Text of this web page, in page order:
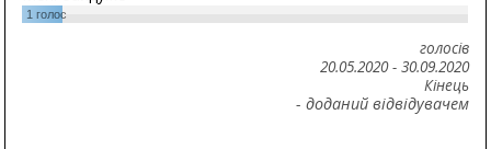
1 голос
голосів
20.05.2020- 30.09.2020
Кінець
- доданий відвідувачем